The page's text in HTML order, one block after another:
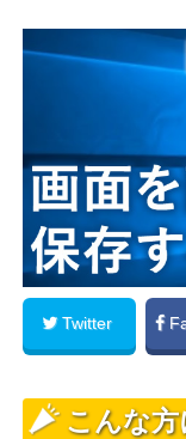
Twitter
こんな